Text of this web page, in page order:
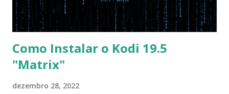
as necessá...
Como Instalar o Kodi 19.5
"Matrix"
dezembro 28, 2022